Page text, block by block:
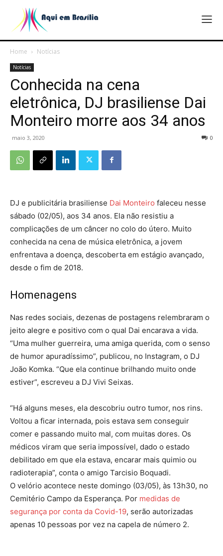
Home Notícias
Notícias
Conhecida na cena
eletrônica, DJ brasiliense Dai
Monteiro morre aos 34 anos
maio 3, 2020 0
DJ e publicitária brasiliense Dai Monteiro faleceu nesse
sábado (02/05), aos 34 anos. Ela não resistiu a
complicações de um câncer no colo do útero. Muito
conhecida na cena de música eletrônica, a jovem
enfrentava a doença, descoberta em estágio avançado,
desde o fim de 2018.
Homenagens
Nas redes sociais, dezenas de postagens relembraram o
jeito alegre e positivo com o qual Dai encarava a vida.
“Uma mulher guerreira, uma amiga querida, com o senso
de humor apuradíssimo”, publicou, no Instagram, o DJ
João Komka. “Que ela continue brilhando muito onde
estiver”, escreveu a DJ Vivi Seixas.
“Há alguns meses, ela descobriu outro tumor, nos rins.
Voltou a ficar internada, pois estava sem conseguir
comer e passando muito mal, com muitas dores. Os
médicos viram que seria impossível, dado o estado
debilitado em que ela estava, encarar mais quimio ou
radioterapia”, conta o amigo Tarcisio Boquadi.
O velório acontece neste domingo (03/05), às 13h30, no
Cemitério Campo da Esperança. Por medidas de
segurança por conta da Covid-19, serão autorizadas
apenas 10 pessoas por vez na capela de número 2.